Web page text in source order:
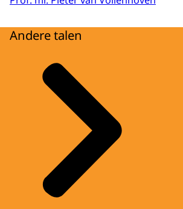
Andere talen